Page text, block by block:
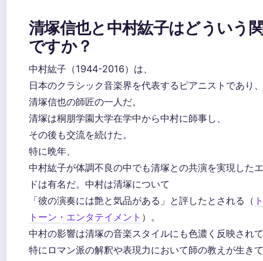
清塚信也と中村紘子はどういう
ですか？
中村紘子（1944-2016）は、
日本のクラシック音楽界を代表するピアニストであり、
清塚信也の師匠の一人だ。
清塚は桐朋学園大学在学中から中村に師事し、
その後も交流を続けた。
特に晩年、
中村紘子が体調不良の中でも清塚との共演を実現した
ドは有名だ。中村は清塚について
「彼の演奏には艶と気品がある」と評したとされる（
トーン・エンタテイメント ）。
中村の影響は清塚の音楽スタイルにも色濃く反映され
特にロマン派の解釈や表現力において師の教えが生き